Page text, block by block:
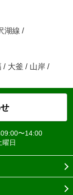
湖線 /
/ 大釜 / 山岸 /
〜14:00
曜日